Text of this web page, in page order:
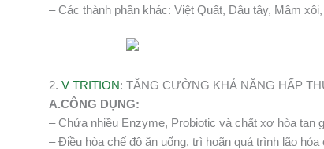
– Các thành phần khác: Việt Quất, Dâu tây, Mâm
2. V TRITION: TĂNG CƯỜNG KHẢ NĂNG HẤP
A.CÔNG DỤNG:
– Chứa nhiều Enzyme, Probiotic và chất xơ hòa tan
– Điều hòa chế độ ăn uống, trì hoãn quá trình lão hóa